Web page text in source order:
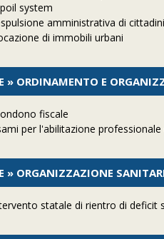
system
amministrativa di
di immobili urbani
» ORDINAMENTO E
fiscale
per l'abilitazione
» ORGANIZZAZIONE
statale di rientro di deficit